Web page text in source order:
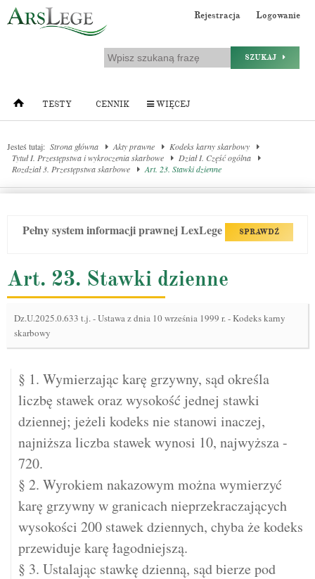
Rejestracja Logowanie
SZUKAJ
TESTY CENNIK WIĘCEJ
Jesteś tutaj: Strona główna Akty prawne
Kodeks karny skarbowy
Tytuł I. Przestępstwa i wykroczenia skarbowe
Dział I. Część ogólna
Rozdział 3. Przestępstwa skarbowe
Art. 23. Stawki dzienne
Pełny system informacji prawnej LexLege SPRAWDŹ
Art. 23. Stawki dzienne
Dz.U.2025.0.633 t.j.-Ustawa z dnia 10 września 1999 r. - Kodeks karny
skarbowy
§ 1. Wymierzając karę grzywny, sąd określa
liczbę stawek oraz wysokość jednej stawki
dziennej; jeżeli kodeks nie stanowi inaczej,
najniższa liczba stawek wynosi 10, najwyższa -
720.
§ 2. Wyrokiem nakazowym można wymierzyć
karę grzywny w granicach nieprzekraczających
wysokości 200 stawek dziennych, chyba że kodeks
przewiduje karę łagodniejszą.
§ 3. Ustalając stawkę dzienną, sąd bierze pod